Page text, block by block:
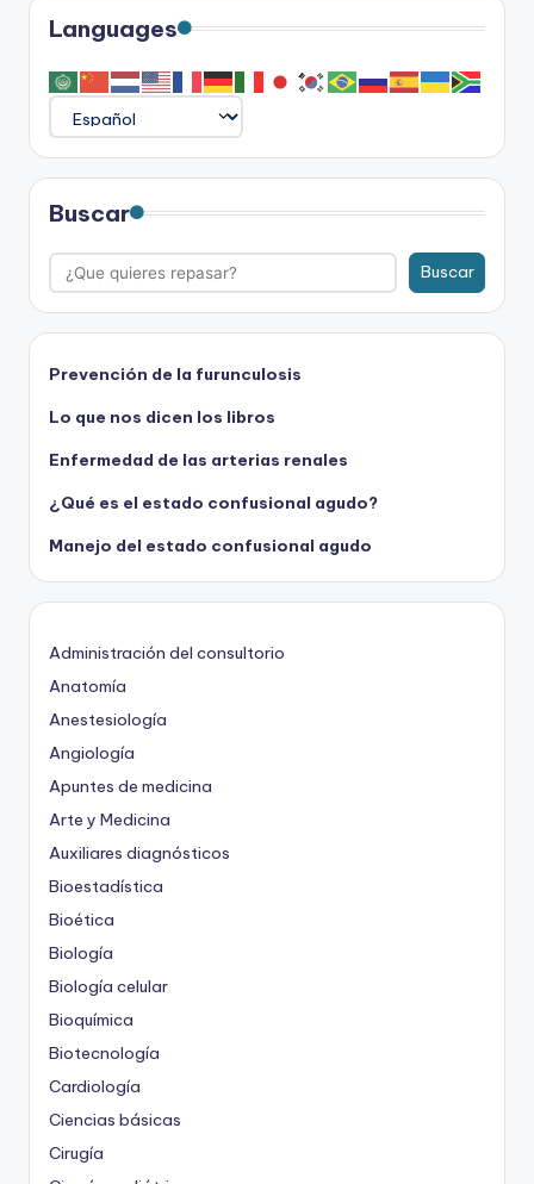
Languages
Buscar
Buscar
Prevención de la furunculosis
Lo que nos dicen los libros
Enfermedad de las arterias renales
¿Qué es el estado confusional agudo?
Manejo del estado confusional agudo
Administración del consultorio
Anatomía
Anestesiología
Angiología
Apuntes de medicina
Arte y Medicina
Auxiliares diagnósticos
Bioestadística
Bioética
Biología
Biología celular
Bioquímica
Biotecnología
Cardiología
Ciencias básicas
Cirugía